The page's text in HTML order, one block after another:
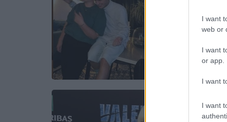
I want
web or
I want
or app.
I want
I want